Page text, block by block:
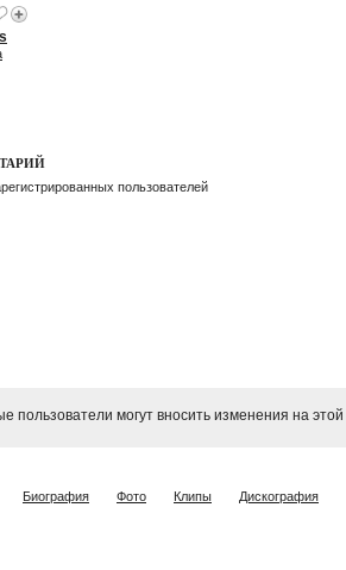
пользователей
пользователи могут вносить изменения на
Биография Фото Клипы Дискография